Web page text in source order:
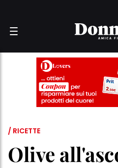
/ RICETTE
Olive